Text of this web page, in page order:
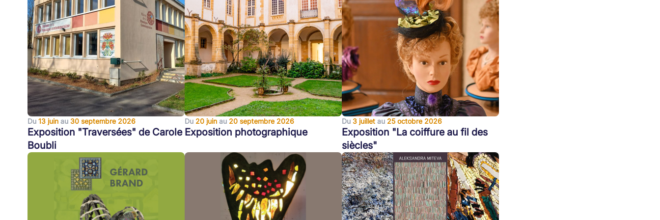
Du 13 juin au 30 septembre 2026
Exposition "Traversées" de Carole
Boubli
Du 20 juin au 20 septembre 2026
Exposition photographique
Du 3 juillet au 25 octobre 2026
Exposition "La coiffure au fil des
siècles"